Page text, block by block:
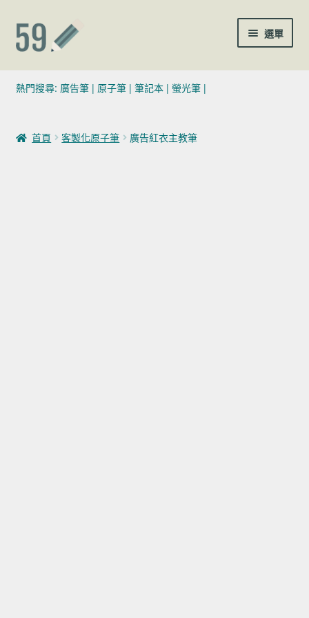
跳至導覽列
跳至主要內容 選單
(02)7729-4140
聯絡我們
熱門搜尋: 廣告筆| 原子筆| 筆記本| 螢光筆|
首頁 客製化原子筆 廣告紅衣主教筆